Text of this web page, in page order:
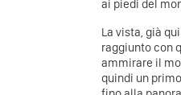
ai piedi del
La vista, già
raggiunto con
ammirare il
quindi un